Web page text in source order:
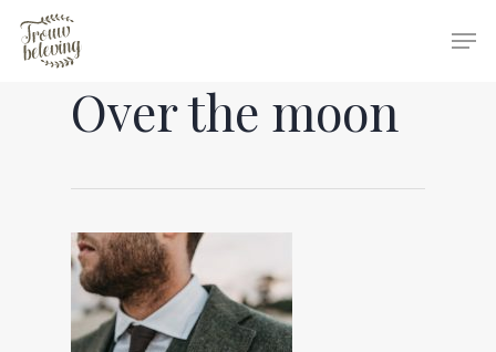
Hit enter to search or ESC to close
Over the moon